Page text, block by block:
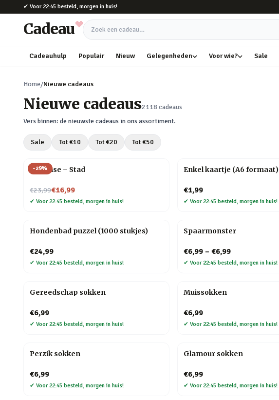
Naar hoofdinhoud
✔ Voor 22:45 besteld, morgen in huis!
Cadeau Zoek een cadeau
Cadeauhulp Populair Nieuw Gelegenheden Voor wie? Sale
Home/Nieuwe cadeaus
Nieuwe cadeaus2118 cadeaus
Vers binnen: de nieuwste cadeaus in ons assortiment.
Sale Tot €10 Tot €20 Tot €50
-29%
Flip Vase – Stad
€23,99
Nu voor€16,99
✔ Voor 22:45 besteld, morgen in huis!
Enkel kaartje (A6 formaat)
€1,99
✔ Voor 22:45 besteld, morgen in huis!
Hondenbad puzzel (1000 stukjes)
€24,99
✔ Voor 22:45 besteld, morgen in huis!
Spaarmonster
€6,99 – €6,99
✔ Voor 22:45 besteld, morgen in huis!
Gereedschap sokken
€6,99
✔ Voor 22:45 besteld, morgen in huis!
Muissokken
€6,99
✔ Voor 22:45 besteld, morgen in huis!
Perzik sokken
€6,99
✔ Voor 22:45 besteld, morgen in huis!
Glamour sokken
€6,99
✔ Voor 22:45 besteld, morgen in huis!